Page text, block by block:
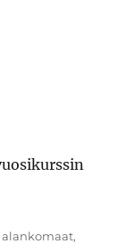
Tags
alankomaat,